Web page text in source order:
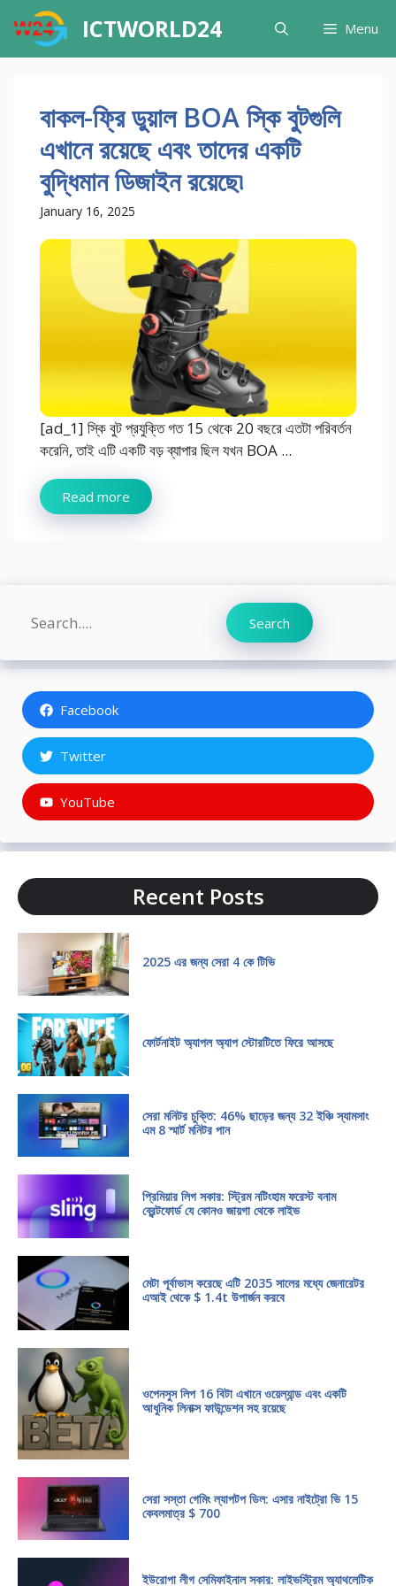
content
ICTWORLD24 Menu
বাকল-ফ্রি ডুয়াল BOA স্কি বুটগুলি
এখানে রয়েছে এবং তাদের একটি
বুদ্ধিমান ডিজাইন রয়েছে৷
January 16, 2025
[ad_1] স্কি বুট প্রযুক্তি গত 15 থেকে 20 বছরে এতটা পরিবর্তন
করেনি, তাই এটি একটি বড় ব্যাপার ছিল যখন BOA ...
Read more
Search Search
Facebook
Twitter
YouTube
Recent Posts
2025 এর জন্য সেরা 4 কে টিভি
ফোর্টনাইট অ্যাপল অ্যাপ স্টোরটিতে ফিরে আসছে
সেরা মনিটর চুক্তি: 46% ছাড়ের জন্য 32 ইঞ্চি স্যামসাং
এম 8 স্মার্ট মনিটর পান
প্রিমিয়ার লিগ সকার: স্ট্রিম নটিংহাম ফরেস্ট বনাম
ব্রেন্টফোর্ড যে কোনও জায়গা থেকে লাইভ
মেটা পূর্বাভাস করেছে এটি 2035 সালের মধ্যে জেনারেটর
এআই থেকে $ 1.4t উপার্জন করবে
ওপেনসুস লিপ 16 বিটা এখানে ওয়েল্যান্ড এবং একটি
আধুনিক লিনাক্স ফাউন্ডেশন সহ রয়েছে
সেরা সস্তা গেমিং ল্যাপটপ ডিল: এসার নাইট্রো ভি 15
কেবলমাত্র $ 700
ইউরোপা লীগ সেমিফাইনাল সকার: লাইভস্ট্রিম অ্যাথলেটিক